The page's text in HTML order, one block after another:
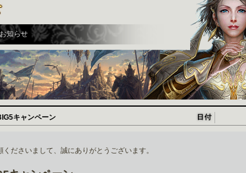
知らせ
キャンペーン
くださいまして、誠にありがとうございます。